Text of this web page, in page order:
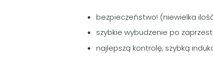
bezpieczeństwo! (niewielka
szybkie wybudzenie po
najlepszą kontrolę, szybką